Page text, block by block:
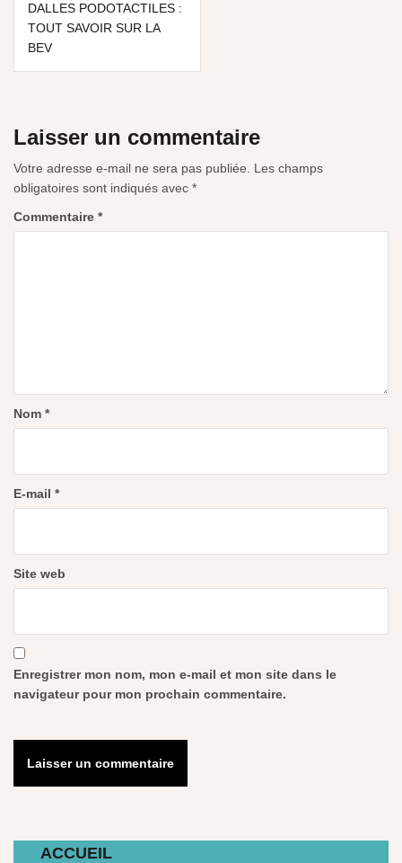
DALLES PODOTACTILES :
TOUT SAVOIR SUR LA
BEV
Laisser un commentaire
Votre adresse e-mail ne sera pas publiée.
Les champs
obligatoires sont indiqués avec *
Commentaire *
Nom *
E-mail *
Site web
Enregistrer mon nom, mon e-mail et mon site dans le
navigateur pour mon prochain commentaire.
ACCUEIL